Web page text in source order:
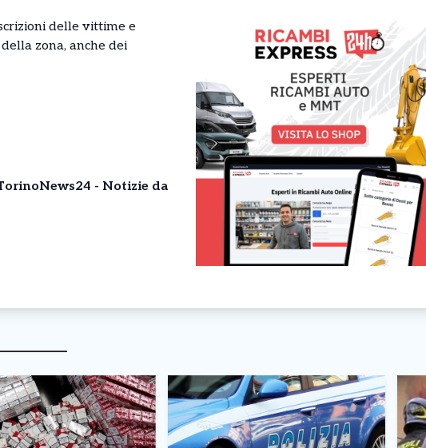
delle vittime e
zona, anche dei
- Notizie da